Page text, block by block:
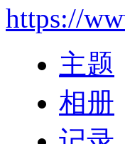
https://
主题
相册